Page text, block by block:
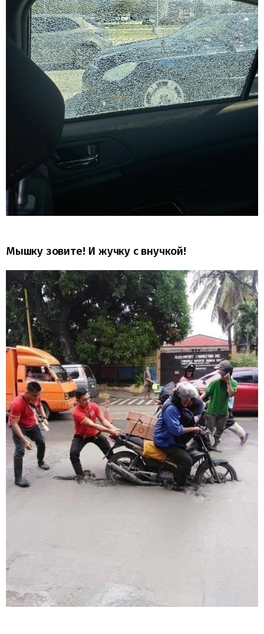
Мышку зовите! И жучку с внучкой!